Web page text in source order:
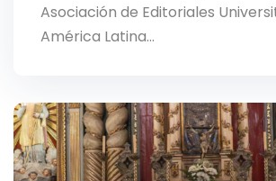
Asociación de Editoriales
América Latina…